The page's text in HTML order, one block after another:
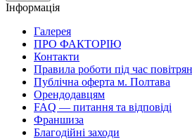
Інформація
Галерея
ПРО ФАКТОРІЮ
Контакти
Правила роботи під час
Публічна оферта м. Полтава
Орендодавцям
FAQ — питання та відповіді
Франшиза
Благодійні заходи